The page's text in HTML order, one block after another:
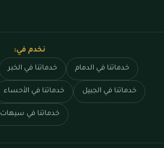
نخدم في:
خدماتنا في الدمام خدماتنا في الخبر
خدماتنا في الجبيل خدماتنا في الأحساء
خدماتنا في سيهات